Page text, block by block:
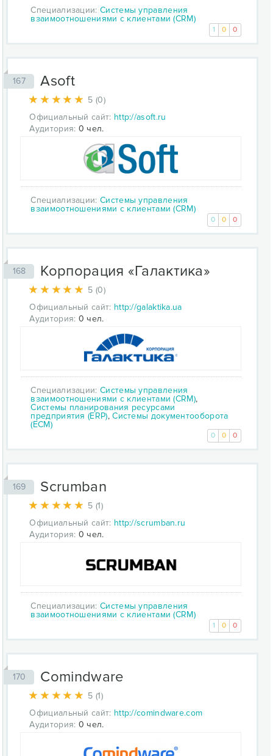
Специализации: Системы управления
взаимоотношениями с клиентами (CRM)
1 0 0
167 Asoft
5 (0)
Официальный сайт: http://asoft.ru
Аудитория: 0 чел.
Специализации: Системы управления
взаимоотношениями с клиентами (CRM)
0 0 0
168 Корпорация «Галактика»
5 (0)
Официальный сайт: http://galaktika.ua
Аудитория: 0 чел.
Специализации: Системы управления
взаимоотношениями с клиентами (CRM),
Системы планирования ресурсами
предприятия (ERP),Системы документооборота
(ECM)
0 0 0
169 Scrumban
5 (1)
Официальный сайт: http://scrumban.ru
Аудитория: 0 чел.
Специализации: Системы управления
взаимоотношениями с клиентами (CRM)
1 0 0
170 Comindware
5 (1)
Официальный сайт: http://comindware.com
Аудитория: 0 чел.